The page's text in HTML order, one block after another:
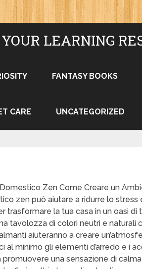
LEARNING
FANTASY BOOKS
CARE UNCATEGORIZED
Zen Come Creare un
zen può aiutare a ridurre lo stress
trasformare la tua casa in un oasi di
tavolozza di colori neutri e naturali
aiuteranno a creare
al minimo gli elementi d’arredo e i
una sensazione di